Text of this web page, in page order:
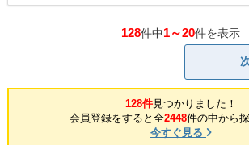
128件中1～20件を表示
128件見つかりました！
会員登録をすると全2448件の中から
今すぐ見る